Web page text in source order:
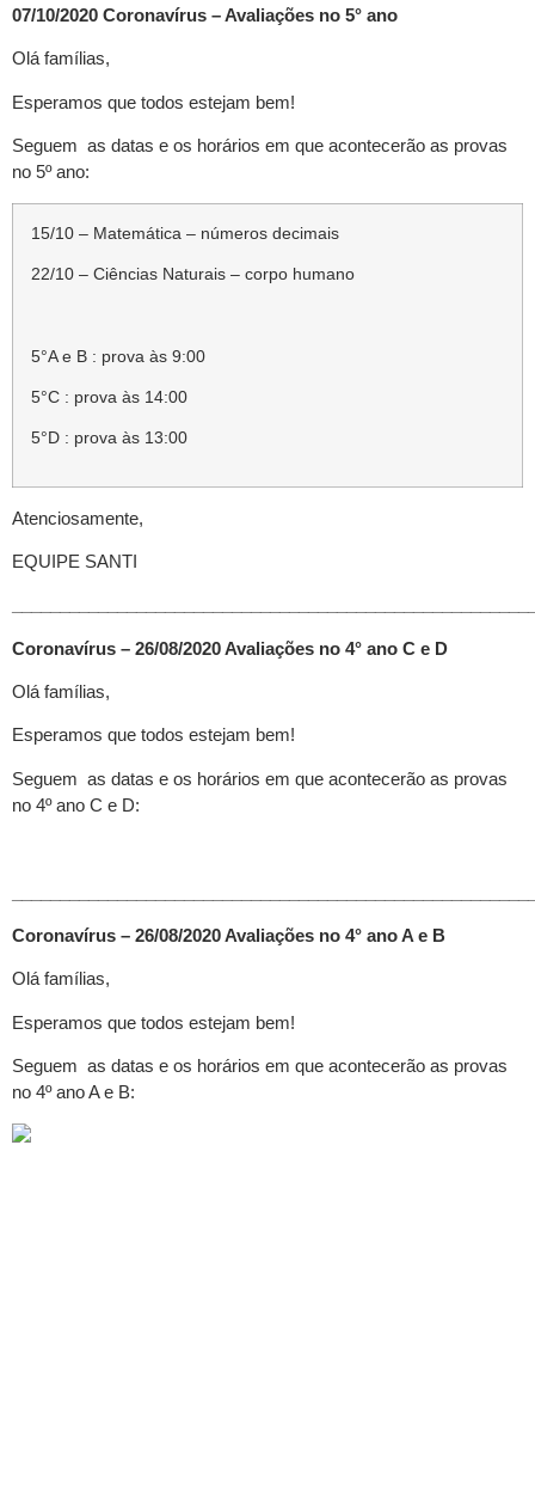
07/10/2020 Coronavírus – Avaliações no 5° ano
Olá famílias,
Esperamos que todos estejam bem!
Seguem as datas e os horários em que acontecerão as provas
no 5º ano:
15/10 – Matemática – números decimais
22/10 – Ciências Naturais – corpo humano
5°A e B : prova às 9:00
5°C : prova às 14:00
5°D : prova às 13:00
Atenciosamente,
EQUIPE SANTI
Coronavírus – 26/08/2020 Avaliações no 4° ano C e D
Olá famílias,
Esperamos que todos estejam bem!
Seguem as datas e os horários em que acontecerão as provas
no 4º ano C e D:
Coronavírus – 26/08/2020 Avaliações no 4° ano A e B
Olá famílias,
Esperamos que todos estejam bem!
Seguem as datas e os horários em que acontecerão as provas
no 4º ano A e B: